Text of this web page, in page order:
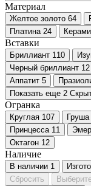
Материал
Желтое золото 64
Платина 24
Вставки
Бриллиант 110
Черный бриллиант 12
Аппатит 5
Показать еще 2
Огранка
Круглая 107 Груша
Принцесса 11
Октагон 12
Наличие
В наличии 1
Сбросить